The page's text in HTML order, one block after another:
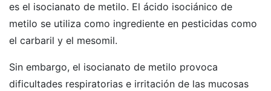
es el isocianato de metilo. El ácido isociánico de
metilo se utiliza como ingrediente en pesticidas como
el carbaril y el mesomil.
Sin embargo, el isocianato de metilo provoca
dificultades respiratorias e irritación de las mucosas